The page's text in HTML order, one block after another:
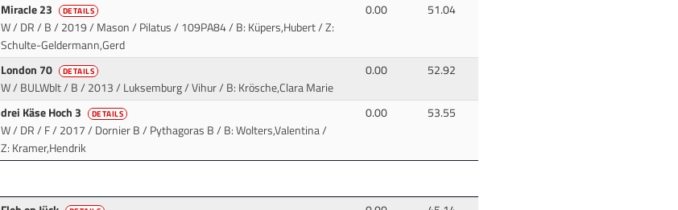
Miracle 23 DETAILS
W / DR / B / 2019 / Mason / Pilatus/ 109PA84 / B: Küpers,Hubert / Z:
Schulte-Geldermann,Gerd
0.00 51.04
London 70 DETAILS
W / BULWblt / B / 2013 / Luksemburg / Vihur/ B: Krösche,Clara Marie
0.00 52.92
drei Käse Hoch 3 DETAILS
W / DR / F / 2017 / Dornier B / Pythagoras B/ B: Wolters,Valentina /
Z: Kramer,Hendrik
0.00 53.55